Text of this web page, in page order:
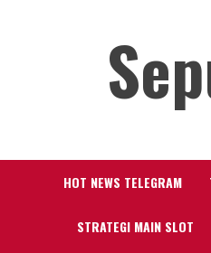
HOT NEWS TELEGRAM
STRATEGI MAIN SLOT